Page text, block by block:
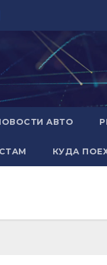
АВТО
КУДА